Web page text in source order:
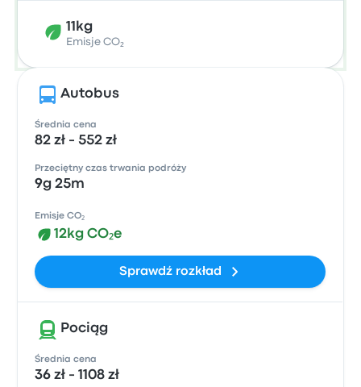
11kg
Emisje CO₂
Autobus
Średnia cena
82 zł - 552 zł
Przeciętny czas trwania podróży
9g 25m
Emisje CO₂
12kg CO₂e
Sprawdź rozkład
Pociąg
Średnia cena
36 zł - 1108 zł